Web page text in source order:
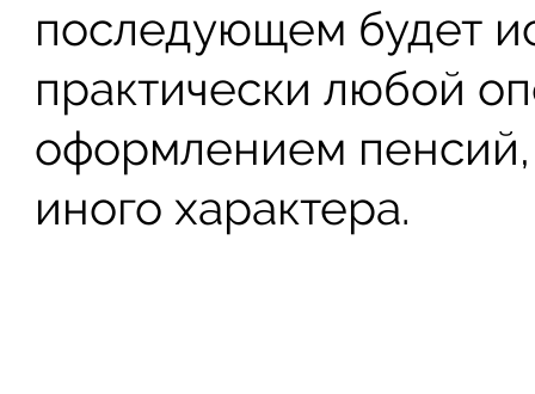
последующем будет
практически любой
оформлением пенсий,
иного характера.